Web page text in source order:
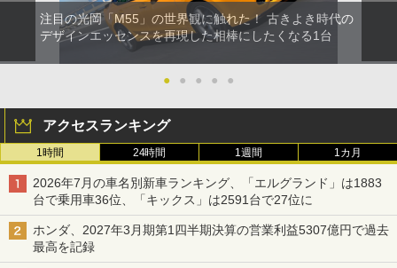
注目の光岡「M55」の世界観に触れた！ 古きよき時代の
デザインエッセンスを再現した相棒にしたくなる1台
● ● ● ● ●
アクセスランキング
1時間 24時間 1週間 1カ月
2026年7月の車名別新車ランキング、「エルグランド」は1883
台で乗用車36位、「キックス」は2591台で27位に
ホンダ、2027年3月期第1四半期決算の営業利益5307億円で過去
最高を記録